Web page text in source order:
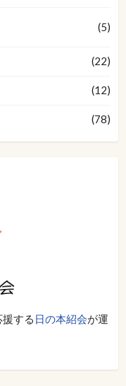
(5)
(22)
(12)
(78)
する 日の本紹会が運